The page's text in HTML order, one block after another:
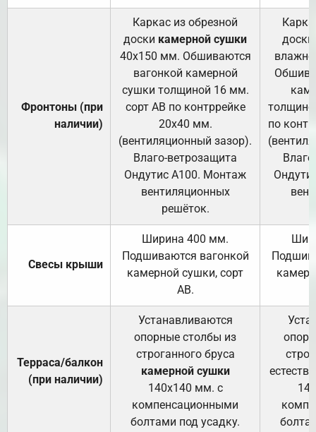
Фронтоны (при
наличии)
Каркас из обрезной
доски камерной сушки
40х150 мм. Обшиваются
вагонкой камерной
сушки толщиной 16 мм.
сорт АВ по контррейке
20х40 мм.
(вентиляционный зазор).
Влаго-ветрозащита
Ондутис А100. Монтаж
вентиляционных
решёток.
доски
по
Свесы крыши
Ширина 400 мм.
Подшиваются вагонкой
камерной сушки, сорт
АВ.
Терраса/балкон
(при наличии)
Устанавливаются
опорные столбы из
строганного бруса
камерной сушки
140х140 мм. с
компенсационными
болтами под усадку.